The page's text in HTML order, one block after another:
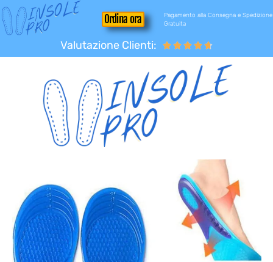
Ordina ora
Pagamento alla Consegna e Spedizione
Gratuita
Valutazione Clienti:     